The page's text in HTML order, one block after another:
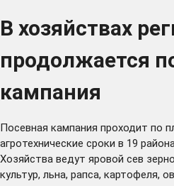
В хозяйствах
продолжается
кампания
Посевная кампания проходит по
агротехнические сроки в 19
Хозяйства ведут яровой сев
культур, льна, рапса, картофеля,